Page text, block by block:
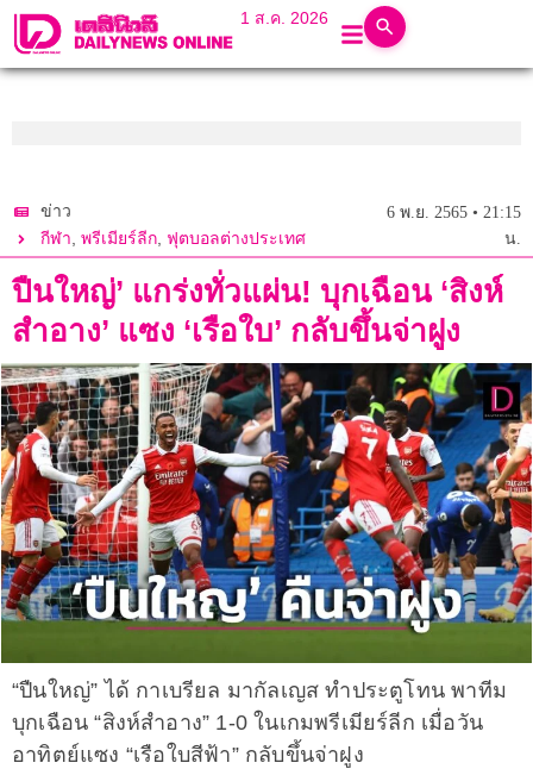
1 ส.ค. 2026
ข่าว
กีฬา, พรีเมียร์ลีก, ฟุตบอลต่างประเทศ
6 พ.ย. 2565 • 21:15
น.
ปืนใหญ่’ แกร่งทั่วแผ่น! บุกเฉือน ‘สิงห์
สำอาง’ แซง ‘เรือใบ’ กลับขึ้นจ่าฝูง
“ปืนใหญ่” ได้ กาเบรียล มากัลเญส ทำประตูโทน พาทีม
บุกเฉือน “สิงห์สำอาง” 1-0 ในเกมพรีเมียร์ลีก เมื่อวัน
อาทิตย์แซง “เรือใบสีฟ้า” กลับขึ้นจ่าฝูง